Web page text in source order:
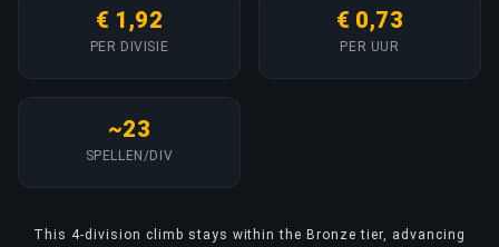
€ 1,92
PER DIVISIE
€ 0,73
PER UUR
~23
SPELLEN/DIV
This 4-division climb stays within the Bronze tier, advancing